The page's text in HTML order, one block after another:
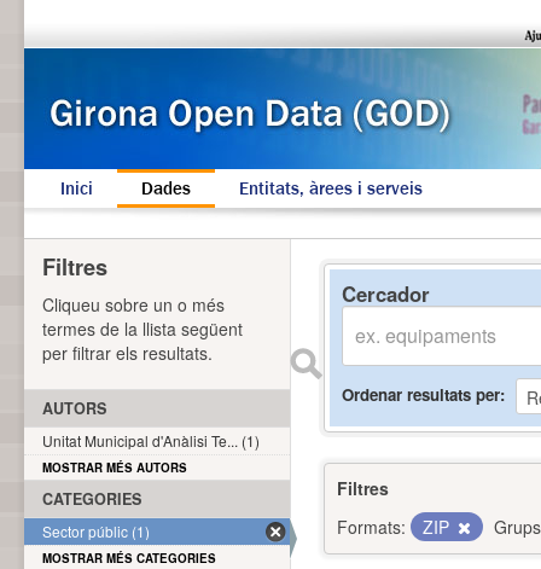
Inici Dades Entitats, àrees i serveis
Cercador
Ordenar resultats per
Filtres
Formats:
ZIP
Filtres
Cliqueu sobre un o més
termes de la llista següent
per filtrar els resultats.
AUTORS
Unitat Municipal d'Anàlisi Te... (1)
MOSTRAR MÉS AUTORS
CATEGORIES
Sector públic (1)
MOSTRAR MÉS CATEGORIES